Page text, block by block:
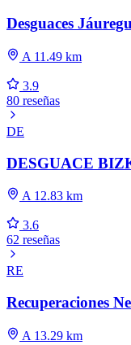
Desguaces
A 11.49 km
3.9
80 reseñas
DE
DESGUACE
A 12.83 km
3.6
62 reseñas
RE
Recuperaciones
A 13.29 km